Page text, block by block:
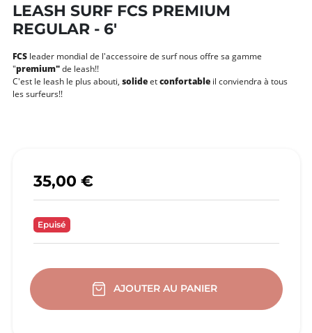
LEASH SURF FCS PREMIUM
REGULAR - 6'
FCSleader mondial de l'accessoire de surf nous offre sa gamme
"premium"de leash!!
C'est le leash le plus abouti, solideetconfortableil conviendra à tous
les surfeurs!!
35,00 €
Epuisé
AJOUTER AU PANIER